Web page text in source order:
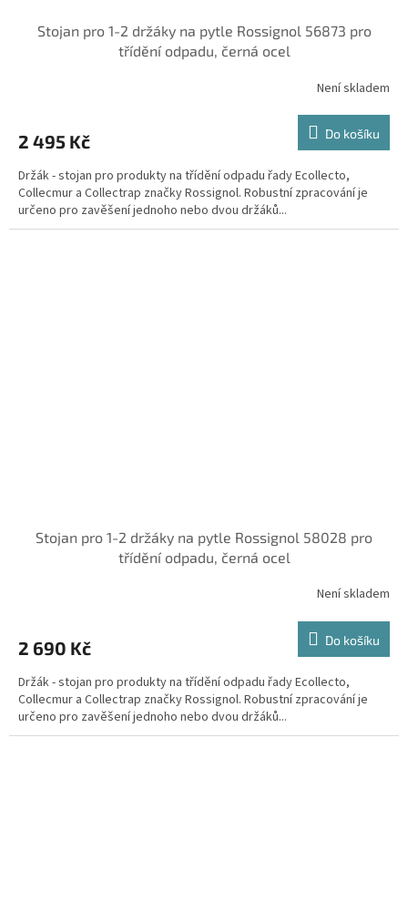
Stojan pro 1-2 držáky na pytle Rossignol 56873 pro
třídění odpadu, černá ocel
Není skladem
2 495 Kč Do košíku
Držák - stojan pro produkty na třídění odpadu řady Ecollecto,
Collecmur a Collectrap značky Rossignol. Robustní zpracování je
určeno pro zavěšení jednoho nebo dvou držáků...
Stojan pro 1-2 držáky na pytle Rossignol 58028 pro
třídění odpadu, černá ocel
Není skladem
2 690 Kč Do košíku
Držák - stojan pro produkty na třídění odpadu řady Ecollecto,
Collecmur a Collectrap značky Rossignol. Robustní zpracování je
určeno pro zavěšení jednoho nebo dvou držáků...